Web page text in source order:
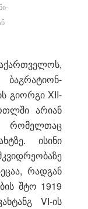
გიორგი XII-
არიან
რომელთაც
ისინი
რადგან
შტო 1919
VI-ის